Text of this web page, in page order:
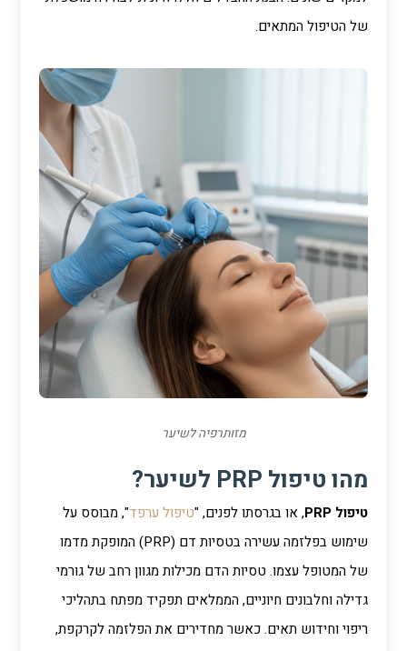
של הטיפול המתאים.
מזותרפיה לשיער
מהו טיפול PRP לשיער?
טיפול PRP , או בגרסתו לפנים, "טיפול ערפד", מבוסס על
שימוש בפלזמה עשירה בטסיות דם (PRP) המופקת מדמו
של המטופל עצמו. טסיות הדם מכילות מגוון רחב של גורמי
גדילה וחלבונים חיוניים, הממלאים תפקיד מפתח בתהליכי
ריפוי וחידוש תאים. כאשר מחדירים את הפלזמה לקרקפת,